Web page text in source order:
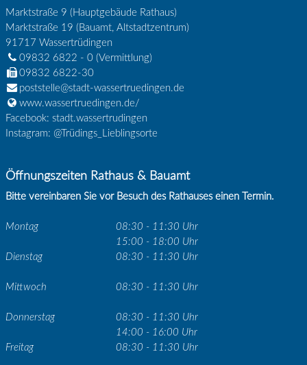
Marktstraße 9 (Hauptgebäude Rathaus)
Marktstraße 19 (Bauamt, Altstadtzentrum)
91717 Wassertrüdingen
09832 6822 - 0(Vermittlung)
09832 6822-30
poststelle@stadt-wassertruedingen.de
www.wassertruedingen.de/
Facebook: stadt.wassertrudingen
Instagram: @Trüdings_Lieblingsorte
Öffnungszeiten Rathaus & Bauamt
Bitte vereinbaren Sie vor Besuch des Rathauses einen Termin.
Montag
08:30 - 11:30 Uhr
15:00 - 18:00 Uhr
Dienstag
08:30 - 11:30 Uhr
Mittwoch 08:30 - 11:30 Uhr
Donnerstag
08:30 - 11:30 Uhr
14:00 - 16:00 Uhr
Freitag
08:30 - 11:30 Uhr